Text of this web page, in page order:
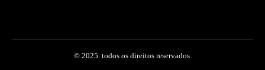
© 2025. todos os direitos reservados.